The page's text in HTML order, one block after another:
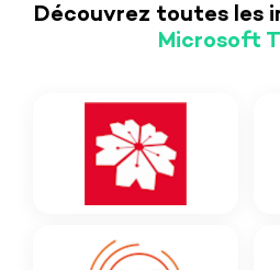
Découvrez toutes les
Microsoft